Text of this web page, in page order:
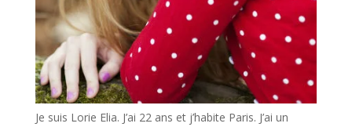
Je suis Lorie Elia. J’ai 22 ans et j’habite Paris. J’ai un